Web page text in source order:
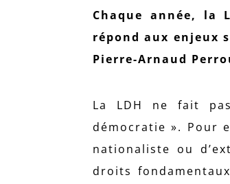
Chaque année, la
répond aux enjeux
Pierre-Arnaud
La LDH ne fait
démocratie ». Pour
nationaliste ou
droits